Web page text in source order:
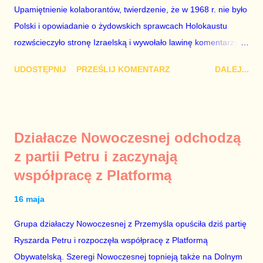
po stronie „Solidarności” w tamtych trudnych czasach. Lech
Kaczyński / fot. autor nieznany. Plan jest taki, aby zastąpić
Lecha Wałęs...
Upamiętnienie kolaborantów, twierdzenie, że w 1968 r. nie było
Polski i opowiadanie o żydowskich sprawcach Holokaustu
rozwścieczyło stronę Izraelską i wywołało lawinę komentarzy w
Dodajmy do tego jeszcze odmowę wojewody dotyczącą
centrum, a PiS już tam jest” – mówili komentatorzy po zamianie
Szydło na Morawieckiego. Jak zwykle mieli rację. Tej nocy rząd
nie pójdzie spać. Do jutrzejszego poranka muszą znaleźć
życiorys i zdjęcie. Mile widziane są też powiązania tego
zwyrodnialca z politykami PO. Bez tego, udział polityków PiS w
porannych programach nie ma sensu. Jeszcze ze trzy dni
sukcesów PiS na arenie międzynarodowej, a rządzący zaczną
UDOSTĘPNIJ PRZEŚLIJ KOMENTARZ DALEJ...
Działacze Nowoczesnej odchodzą
z partii Petru i zaczynają
współpracę z Platformą
16 maja
Grupa działaczy Nowoczesnej z Przemyśla opuściła dziś partię
Ryszarda Petru i rozpoczęła współpracę z Platformą
Obywatelską. Szeregi Nowoczesnej topnieją także na Dolnym